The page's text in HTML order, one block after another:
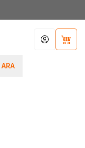
ARA
Hesabım